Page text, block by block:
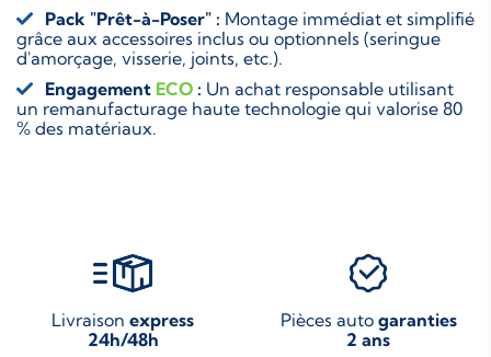
Pack "Prêt-à-Poser" : Montage immédiat et simplifié
grâce aux accessoires inclus ou optionnels (seringue
d'amorçage, visserie, joints, etc.).
Engagement ECO : Un achat responsable utilisant
un remanufacturage haute technologie qui valorise 80
% des matériaux.
Livraison express
24h/48h
Pièces auto garanties
2 ans